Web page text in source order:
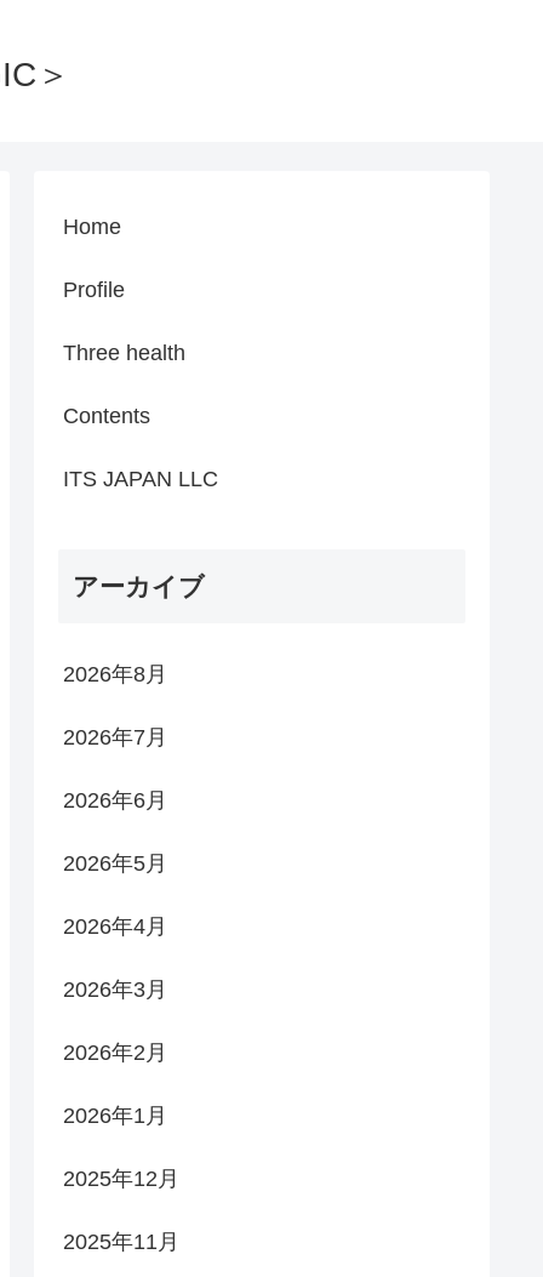
＞
Home
Profile
Three health
Contents
ITS JAPAN LLC
アーカイブ
2026年8月
2026年7月
2026年6月
2026年5月
2026年4月
2026年3月
2026年2月
2026年1月
2025年12月
2025年11月